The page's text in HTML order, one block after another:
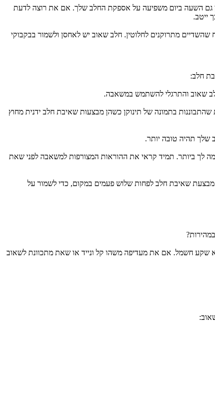
ייטב.
חלב:
שאוב והתרגלי להשתמש במשאבה.
שלך תהיה טובה יותר.